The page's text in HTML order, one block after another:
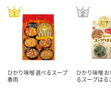
ひかり味噌 選べるスープ
春雨
ひかり味噌
るスープはる